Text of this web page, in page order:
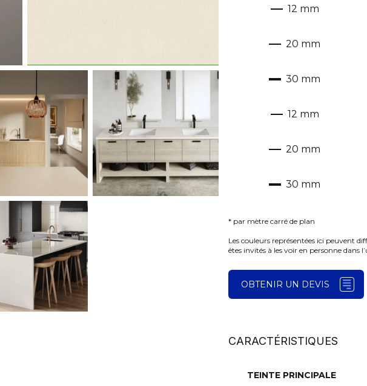
12 mm
20 mm
30 mm
12 mm
20 mm
30 mm
* par mètre carré de plan
Les couleurs représentées ici peuvent
êtes invités à les voir en personne dans
OBTENIR UN DEVIS
CARACTÉRISTIQUES
TEINTE PRINCIPALE